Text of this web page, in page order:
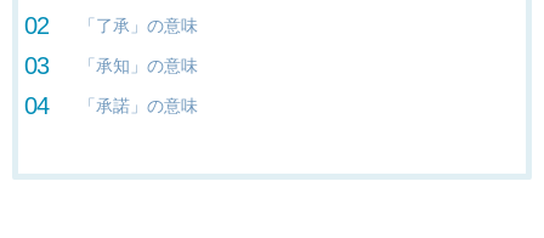
「了承」の意味
「承知」の意味
「承諾」の意味